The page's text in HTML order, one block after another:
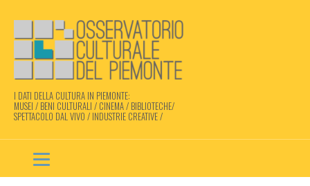
I DATI DELLA CULTURA IN PIEMONTE:
MUSEI / BENI CULTURALI / CINEMA / BIBLIOTECHE/
SPETTACOLO DAL VIVO / INDUSTRIE CREATIVE /